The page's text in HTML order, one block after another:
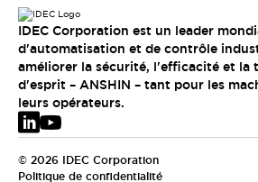
IDEC Corporation est un leader
d'automatisation et de contrôle
améliorer la sécurité, l'efficacité et la
d'esprit – ANSHIN – tant pour les
leurs opérateurs.
© 2026 IDEC Corporation
Politique de confidentialité